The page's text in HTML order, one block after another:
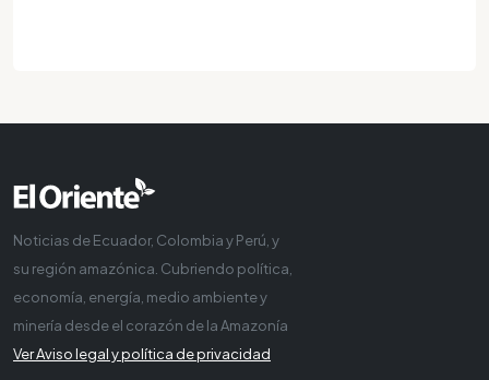
Noticias de Ecuador, Colombia y Perú, y
su región amazónica. Cubriendo política,
economía, energía, medio ambiente y
minería desde el corazón de la Amazonía
Ver Aviso legal y política de privacidad